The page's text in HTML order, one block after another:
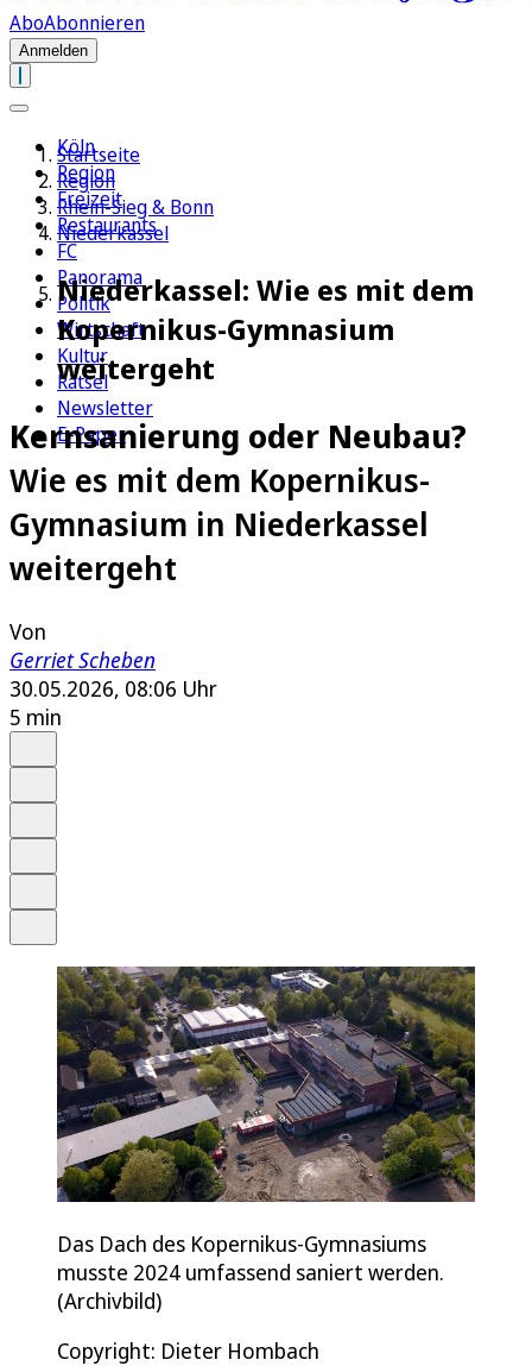
AboAbonnieren
Anmelden
Köln
Region
Freizeit
Restaurants
FC
Panorama
Politik
Wirtschaft
Kultur
Rätsel
Newsletter
E-Paper
Startseite
Region
Rhein-Sieg & Bonn
Niederkassel
Niederkassel: Wie es mit dem
Kopernikus-Gymnasium
weitergeht
Kernsanierung oder Neubau?
Wie es mit dem Kopernikus-
Gymnasium in Niederkassel
weitergeht
Von
Gerriet Scheben
30.05.2026, 08:06 Uhr
5 min
Das Dach des Kopernikus-Gymnasiums
musste 2024 umfassend saniert werden.
(Archivbild)
Copyright: Dieter Hombach